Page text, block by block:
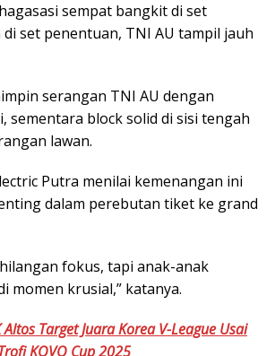
sempat bangkit di set
set penentuan, TNI AU tampil jauh
serangan TNI AU dengan
sementara block solid di sisi tengah
lawan.
Putra menilai kemenangan ini
dalam perebutan tiket ke grand
fokus, tapi anak-anak
momen krusial,” katanya.
Altos Target Juara Korea V-League Usai
KOVO Cup 2025